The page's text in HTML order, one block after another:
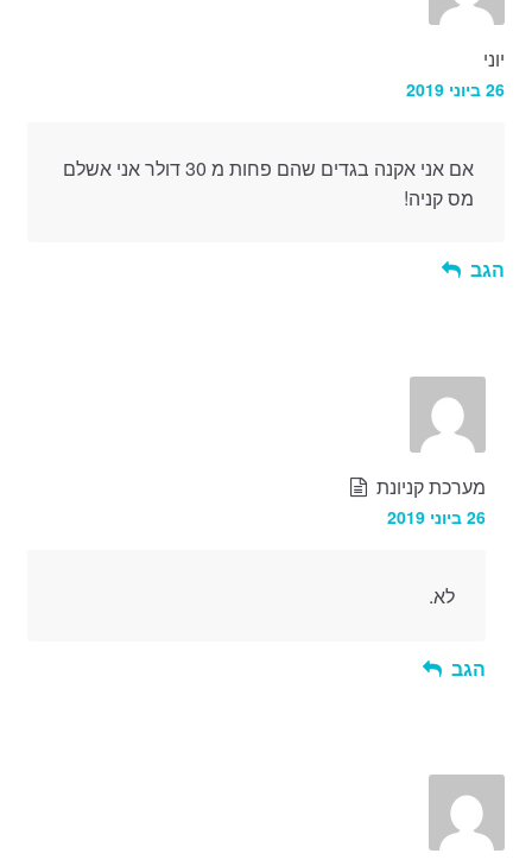
יוני
26 ביוני 2019
אם אני אקנה בגדים שהם פחות מ 30 דולר אני אשלם
מס קניה!
הגב
מערכת קניונת
26 ביוני 2019
לא.
הגב